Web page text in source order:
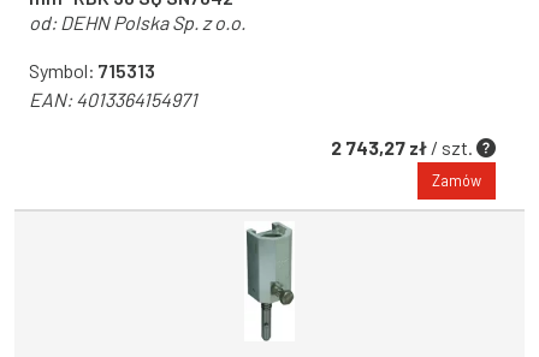
od: DEHN Polska Sp. z o.o.
Symbol: 715313
EAN:4013364154971
2 743,27 zł / szt.
Zamów